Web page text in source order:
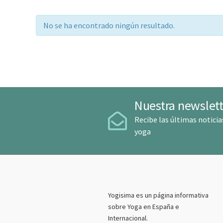
No se ha encontrado ningún resultado.
Nuestra
Recibe las últimas
yoga
Yogisima es un página informativa
sobre Yoga en España e
Internacional.